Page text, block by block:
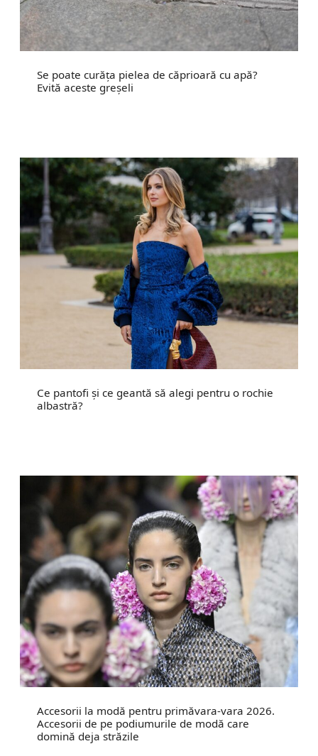
Se poate curăța pielea de căprioară cu apă?
Evită aceste greșeli
Ce pantofi și ce geantă să alegi pentru o rochie
albastră?
Accesorii la modă pentru primăvara-vara 2026.
Accesorii de pe podiumurile de modă care
domină deja străzile